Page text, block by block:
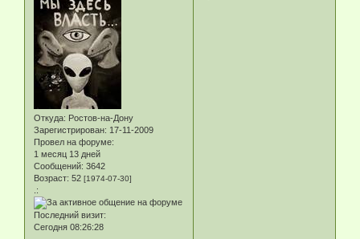
Откуда: Ростов-на-Дону
Зарегистрирован: 17-11-2009
Провел на форуме:
1 месяц 13 дней
Сообщений: 3642
Возраст: 52 [1974-07-30]
.:
Последний визит:
Сегодня 08:26:28